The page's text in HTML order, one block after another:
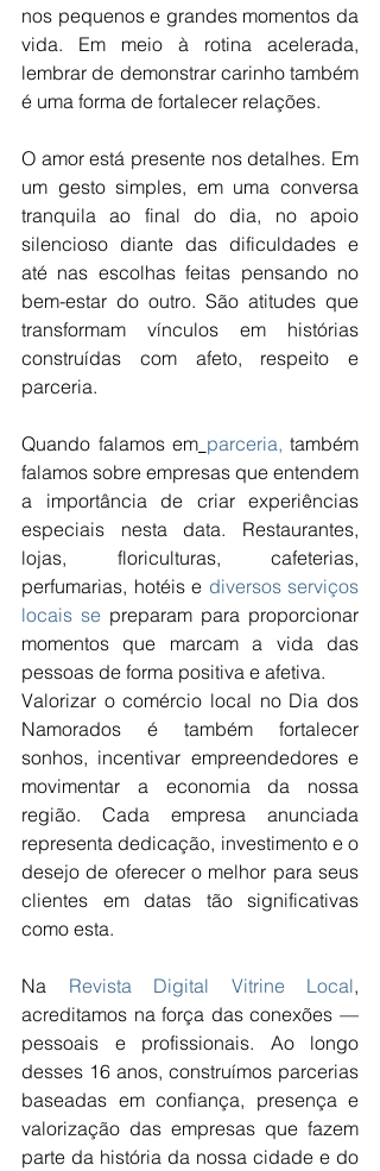
nos pequenos e grandes momentos da
vida. Em meio à rotina acelerada,
lembrar de demonstrar carinho também
é uma forma de fortalecer relações.
O amor está presente nos detalhes. Em
um gesto simples, em uma conversa
tranquila ao final do dia, no apoio
silencioso diante das dificuldades e
até nas escolhas feitas pensando no
bem-estar do outro. São atitudes que
transformam vínculos em histórias
construídas com afeto, respeito e
parceria.
Quando falamos em parceria, também
falamos sobre empresas que entendem
a importância de criar experiências
especiais nesta data. Restaurantes,
lojas, floriculturas, cafeterias,
perfumarias, hotéis e diversos serviços
locais se preparam para proporcionar
momentos que marcam a vida das
pessoas de forma positiva e afetiva.
Valorizar o comércio local no Dia dos
Namorados é também fortalecer
sonhos, incentivar empreendedores e
movimentar a economia da nossa
região. Cada empresa anunciada
representa dedicação, investimento e o
desejo de oferecer o melhor para seus
clientes em datas tão significativas
como esta.
Na Revista Digital Vitrine Local,
acreditamos na força das conexões —
pessoais e profissionais. Ao longo
desses 16 anos, construímos parcerias
baseadas em confiança, presença e
valorização das empresas que fazem
parte da história da nossa cidade e do